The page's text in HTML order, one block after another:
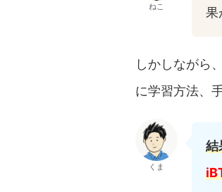
ねこ
果
しかしながら
に学習方法、
くま
結